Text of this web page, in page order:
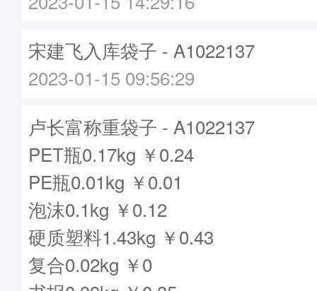
宋建飞入库袋子 - A1022137
2023-01-15 09:56:29
卢长富称重袋子 - A1022137
PET瓶0.17kg ￥0.24
PE瓶0.01kg ￥0.01
泡沫0.1kg ￥0.12
硬质塑料1.43kg ￥0.43
复合0.02kg ￥0